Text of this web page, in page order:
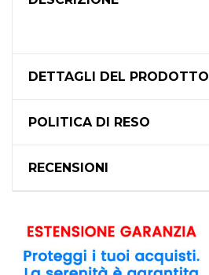
DETTAGLI DEL PRODOTTO
POLITICA DI RESO
RECENSIONI